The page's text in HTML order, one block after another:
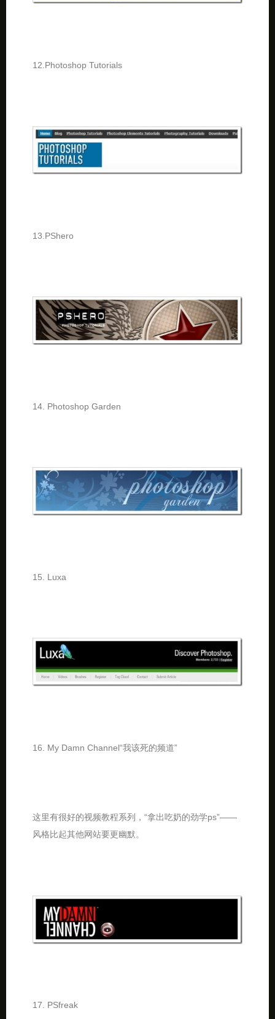
12.Photoshop Tutorials
13.PShero
14. Photoshop Garden
15. Luxa
16. My Damn Channel“我该死的频道”
这里有很好的视频教程系列，“拿出吃奶的劲学ps”——
风格比起其他网站要更幽默。
17. PSfreak